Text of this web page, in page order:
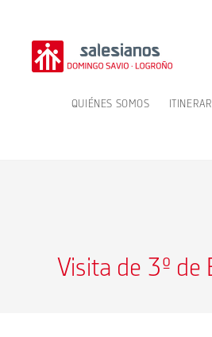
contenido
QUIÉNES SOMOS
Visita de 3º de